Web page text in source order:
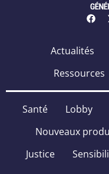
Actualités
Ressources
Santé Lobby
Nouveaux
Justice